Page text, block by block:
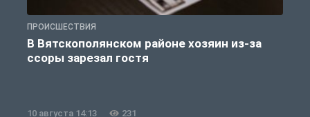
ПРОИСШЕСТВИЯ
В Вятскополянском районе хозяин из-за
ссоры зарезал гостя
10 августа 14:13 231